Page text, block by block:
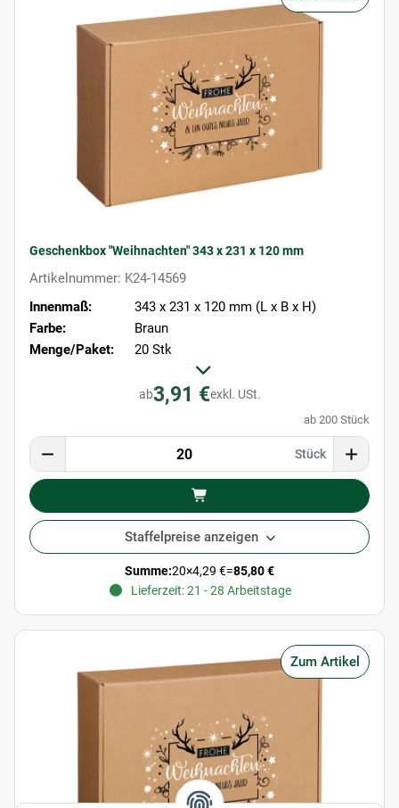
Geschenkbox "Weihnachten" 343 x 231 x 120 mm
Artikelnummer: K24-14569
Innenmaß:
343 x 231 x 120 mm (L x B x H)
Farbe:
Braun
Menge/Paket:
20 Stk
ab3,91 €exkl. USt.
ab 200 Stück
Stück
Staffelpreise anzeigen
Summe:20×4,29 €=85,80 €
Lieferzeit: 21 - 28 Arbeitstage
Zum Artikel